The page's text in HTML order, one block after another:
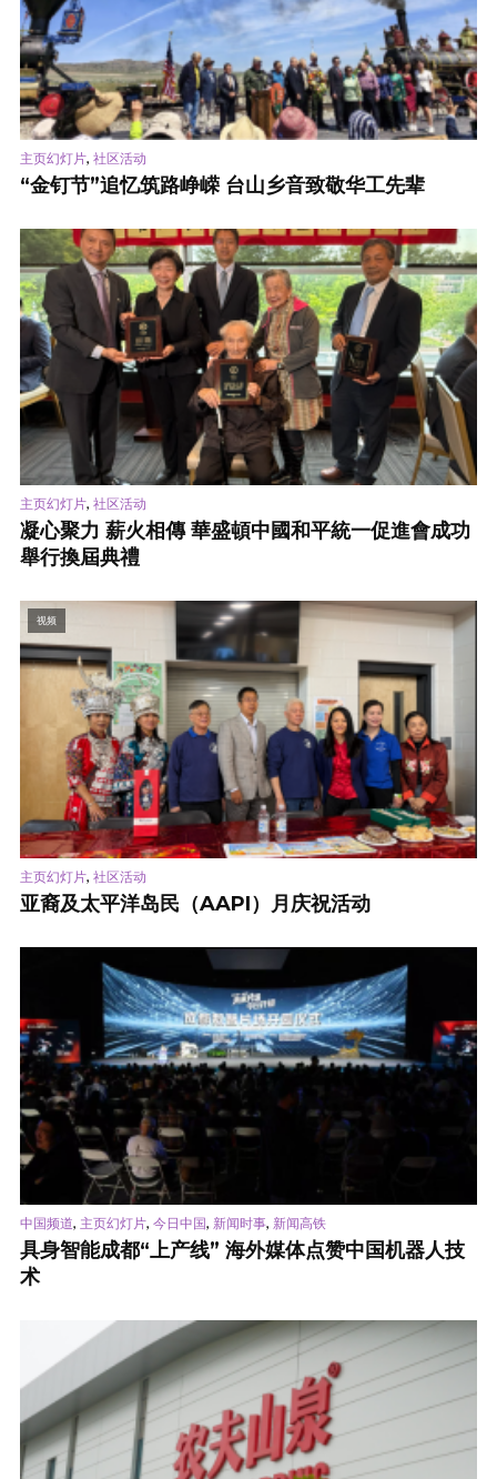
主页幻灯片, 社区活动
“金钉节”追忆筑路峥嵘 台山乡音致敬华工先辈
主页幻灯片, 社区活动
凝心聚力 薪火相傳 華盛頓中國和平統一促進會成功
舉行換屆典禮
视频
主页幻灯片, 社区活动
亚裔及太平洋岛民（AAPI）月庆祝活动
中国频道, 主页幻灯片, 今日中国, 新闻时事, 新闻高铁
具身智能成都“上产线” 海外媒体点赞中国机器人技
术